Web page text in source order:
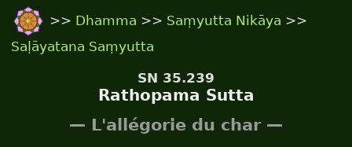
>> Dhamma >> Saṃyutta Nikāya >>
Saḷāyatana Saṃyutta
SN 35.239
Rathopama Sutta
— L'allégorie du char —